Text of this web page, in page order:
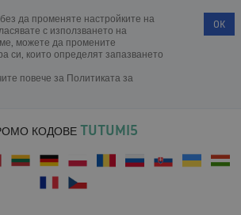
да променяте настройките на
с използването на
можете да промените
си, които определят запазването
повече за Политиката за
OK
КОДОВЕ TUTUMI5